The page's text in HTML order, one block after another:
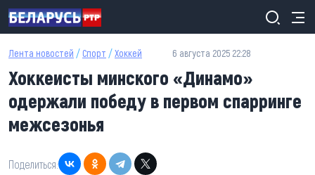
Перейти к основному содержанию
Лента новостей / Спорт /Хоккей 6 августа 2025 22:28
Хоккеисты минского «Динамо»
одержали победу в первом спарринге
межсезонья
Поделиться: